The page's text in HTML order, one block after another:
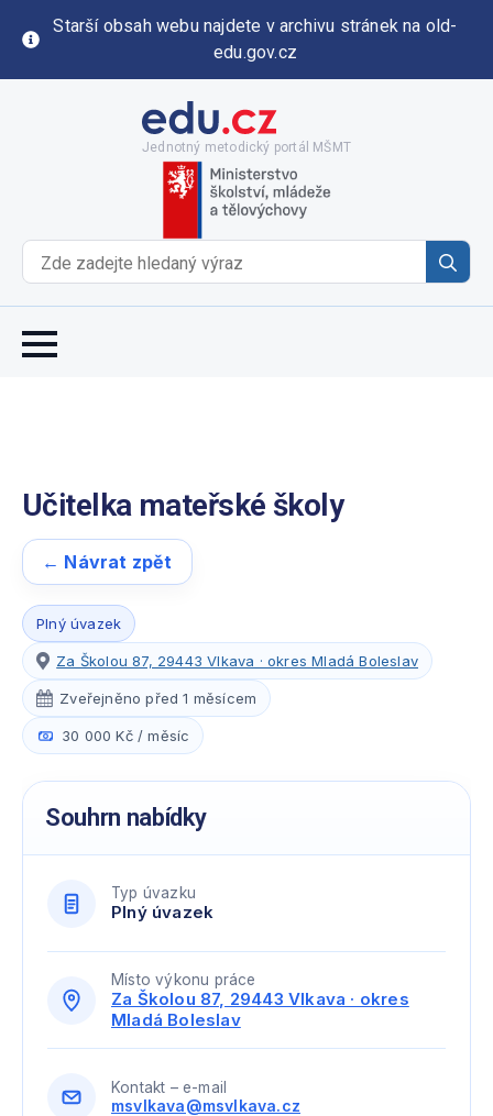
Starší obsah webu najdete v archivu stránek na old-
edu.gov.cz
Jednotný metodický portál MŠMT
for:
Učitelka mateřské školy
← Návrat zpět
Plný úvazek
Za Školou 87, 29443 Vlkava · okres Mladá Boleslav
Zveřejněno před 1 měsícem
30 000 Kč / měsíc
Souhrn nabídky
Typ úvazku
Plný úvazek
Místo výkonu práce
Za Školou 87, 29443 Vlkava · okres
Mladá Boleslav
Kontakt – e-mail
msvlkava@msvlkava.cz